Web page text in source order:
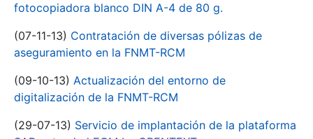
fotocopiadora blanco DIN A-4 de 80 g.
(07-11-13) Contratación de diversas pólizas de
aseguramiento en la FNMT-RCM
(09-10-13) Actualización del entorno de
digitalización de la FNMT-RCM
(29-07-13) Servicio de implantación de la plataforma